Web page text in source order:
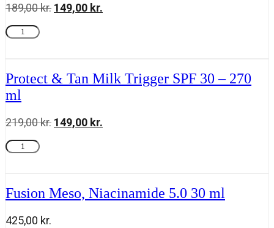
189,00kr. Den
149,00 kr.
Protect
&
Spray
SPF
50
150
ml
antal
Protect & Tan Milk Trigger SPF 30 – 270
ml
219,00kr. Den
149,00 kr.
Protect
&
Trigger
SPF
-
Fusion Meso, Niacinamide 5.0 30 ml
425,00 kr.